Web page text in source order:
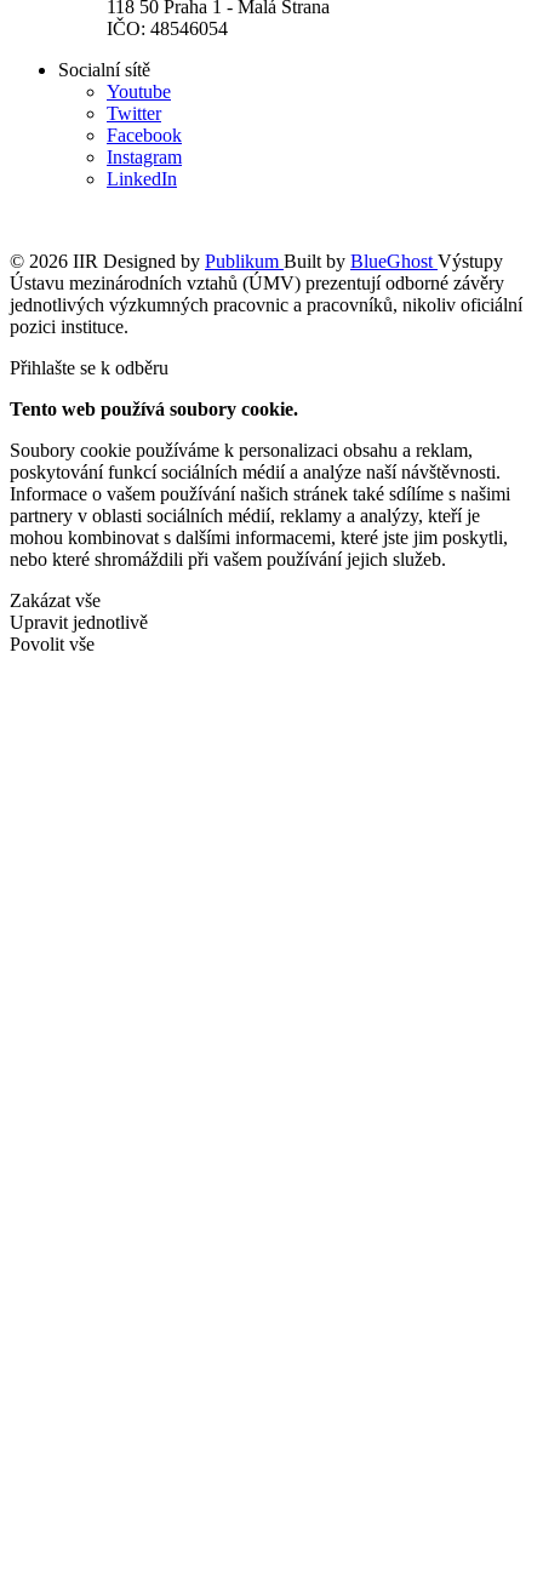
118 50 Praha 1 - Malá Strana
IČO: 48546054
Socialní sítě
Youtube
Twitter
Facebook
Instagram
LinkedIn
© 2026 IIR Designed by Publikum Built by BlueGhost Výstupy
Ústavu mezinárodních vztahů (ÚMV) prezentují odborné závěry
jednotlivých výzkumných pracovnic a pracovníků, nikoliv oficiální
pozici instituce.
Přihlašte se k odběru
Tento web používá soubory cookie.
Soubory cookie používáme k personalizaci obsahu a reklam,
poskytování funkcí sociálních médií a analýze naší návštěvnosti.
Informace o vašem používání našich stránek také sdílíme s našimi
partnery v oblasti sociálních médií, reklamy a analýzy, kteří je
mohou kombinovat s dalšími informacemi, které jste jim poskytli,
nebo které shromáždili při vašem používání jejich služeb.
Zakázat vše
Upravit jednotlivě
Povolit vše